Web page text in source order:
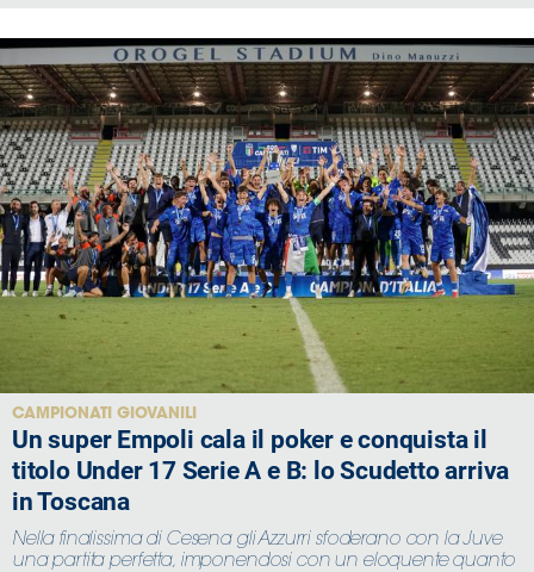
CAMPIONATI GIOVANILI
Un super Empoli cala il poker e conquista il
titolo Under 17 Serie A e B: lo Scudetto arriva
in Toscana
Nella finalissima di Cesena gli Azzurri sfoderano con la Juve
una partita perfetta, imponendosi con un eloquente quanto